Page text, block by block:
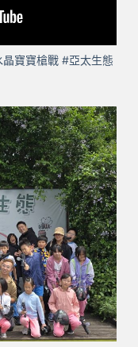
晶寶寶槍戰 #亞太生態